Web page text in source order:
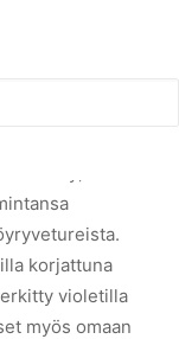
State
korjattuna
violetilla
myös omaan